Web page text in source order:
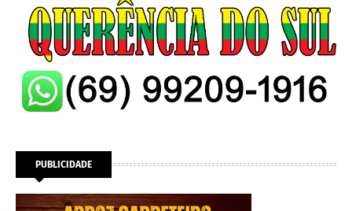
PUBLICIDADE